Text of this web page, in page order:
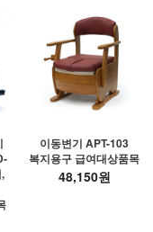
이동변기 APT-103
복지용구 급여대상품목
48,150원